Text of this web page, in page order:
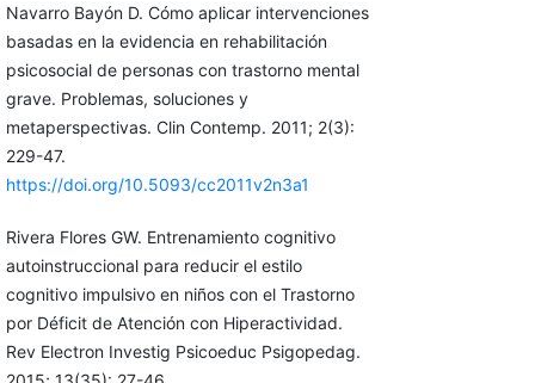
Navarro Bayón D. Cómo aplicar intervenciones
basadas en la evidencia en rehabilitación
psicosocial de personas con trastorno mental
grave. Problemas, soluciones y
metaperspectivas. Clin Contemp. 2011; 2(3):
229-47.
https://doi.org/10.5093/cc2011v2n3a1
Rivera Flores GW. Entrenamiento cognitivo
autoinstruccional para reducir el estilo
cognitivo impulsivo en niños con el Trastorno
por Déficit de Atención con Hiperactividad.
Rev Electron Investig Psicoeduc Psigopedag.